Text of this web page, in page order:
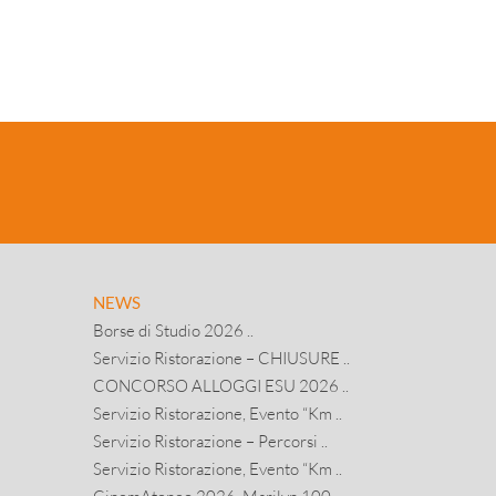
NEWS
Borse di Studio 2026 ..
Servizio Ristorazione – CHIUSURE ..
CONCORSO ALLOGGI ESU 2026 ..
Servizio Ristorazione, Evento “Km ..
Servizio Ristorazione – Percorsi ..
Servizio Ristorazione, Evento “Km ..